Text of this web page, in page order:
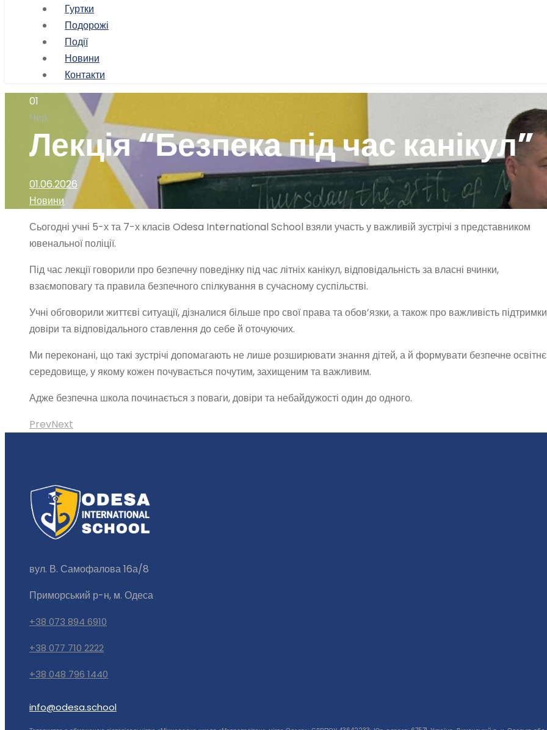
Гуртки
Подорожі
Події
Новини
Контакти
01
Чер
Лекція “Безпека під час канікул”
01.06.2026
Новини
Сьогодні учні 5-х та 7-х класів Odesa International School взяли участь у важливій зустрічі з представником
ювенальної поліції.
Під час лекції говорили про безпечну поведінку під час літніх канікул, відповідальність за власні вчинки,
взаємоповагу та правила безпечного спілкування в сучасному суспільстві.
Учні обговорили життєві ситуації, дізналися більше про свої права та обов’язки, а також про важливість
довіри та відповідального ставлення до себе й оточуючих.
Ми переконані, що такі зустрічі допомагають не лише розширювати знання дітей, а й формувати безпечне освітнє
середовище, у якому кожен почувається почутим, захищеним та важливим.
Адже безпечна школа починається з поваги, довіри та небайдужості один до одного.
PrevNext
вул. В. Самофалова 16а/8
Приморський р-н, м. Одеса
+38 073 894 6910
+38 077 710 2222
+38 048 796 1440
info@odesa.school